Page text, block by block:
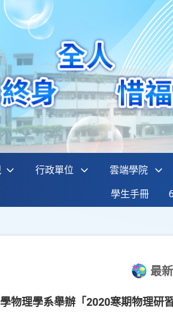
行政單位 雲端學院
學生手冊
最
物理學系舉辦「2020寒期物理研